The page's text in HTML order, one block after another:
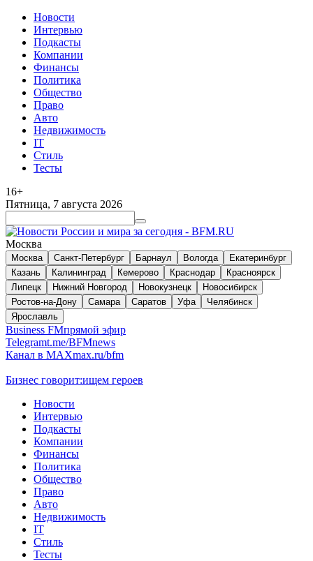
Новости
Интервью
Подкасты
Компании
Финансы
Политика
Общество
Право
Авто
Недвижимость
IT
Стиль
Тесты
16+
Пятница, 7 августа 2026
Москва
Москва Санкт-Петербург Барнаул Вологда
Екатеринбург
Казань
Калининград Кемерово Краснодар
Красноярск
Липецк
Нижний Новгород Новокузнецк
Новосибирск
Ростов-на-Дону
Самара Саратов Уфа
Челябинск
Ярославль
Business FMпрямой эфир
Telegramt.me/BFMnews
Канал в MAXmax.ru/bfm
Бизнес говорит:ищем героев
Новости
Интервью
Подкасты
Компании
Финансы
Политика
Общество
Право
Авто
Недвижимость
IT
Стиль
Тесты